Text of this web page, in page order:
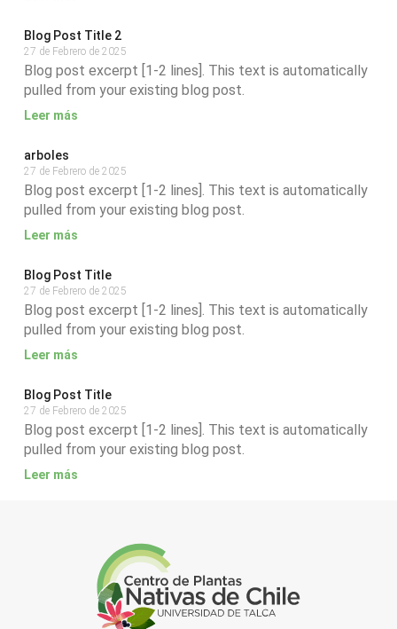
Blog Post Title 2
27 de Febrero de 2025
Blog post excerpt [1-2 lines]. This text is automatically
pulled from your existing blog post.
Leer más
arboles
27 de Febrero de 2025
Blog post excerpt [1-2 lines]. This text is automatically
pulled from your existing blog post.
Leer más
Blog Post Title
27 de Febrero de 2025
Blog post excerpt [1-2 lines]. This text is automatically
pulled from your existing blog post.
Leer más
Blog Post Title
27 de Febrero de 2025
Blog post excerpt [1-2 lines]. This text is automatically
pulled from your existing blog post.
Leer más